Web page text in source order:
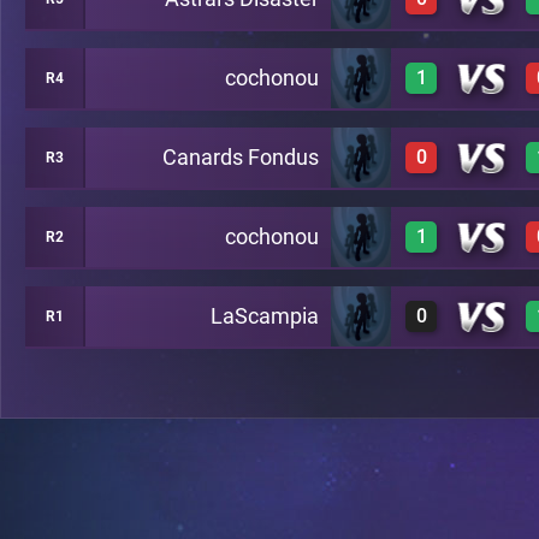
0 A10
0 A18
R4 cochonou 1
1 A24
R3 Canards Fondus 0
0 A12
R2 cochonou 1
1 A16
R1 LaScampia 0